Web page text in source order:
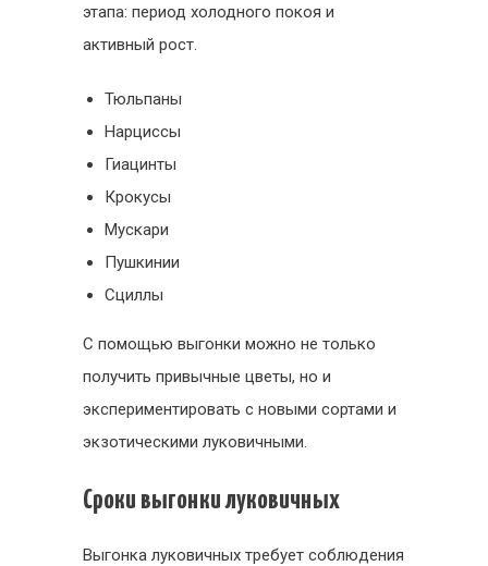
этапа: период холодного покоя и
активный рост.
Тюльпаны
Нарциссы
Гиацинты
Крокусы
Мускари
Пушкинии
Сциллы
С помощью выгонки можно не только
получить привычные цветы, но и
экспериментировать с новыми сортами и
экзотическими луковичными.
Сроки выгонки луковичных
Выгонка луковичных требует соблюдения